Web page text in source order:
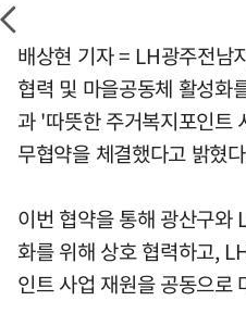
배상현 기자 = LH광주전남
협력 및 마을공동체 활성화
과 '따뜻한 주거복지포인트
무협약을 체결했다고 밝혔
이번 협약을 통해 광산구와
화를 위해 상호 협력하고,
인트 사업 재원을 공동으로